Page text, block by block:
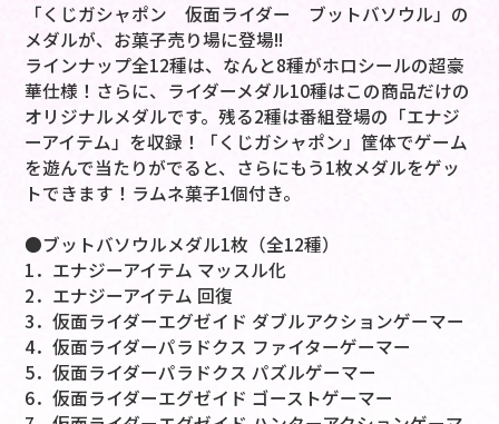
「くじガシャポン 仮面ライダー ブットバソウル」の
メダルが、お菓子売り場に登場!!
ラインナップ全12種は、なんと8種がホロシールの超豪
華仕様！さらに、ライダーメダル10種はこの商品だけの
オリジナルメダルです。残る2種は番組登場の「エナジ
ーアイテム」を収録！「くじガシャポン」筐体でゲーム
を遊んで当たりがでると、さらにもう1枚メダルをゲッ
トできます！ラムネ菓子1個付き。
●ブットバソウルメダル1枚（全12種）
1．エナジーアイテム マッスル化
2．エナジーアイテム 回復
3．仮面ライダーエグゼイド ダブルアクションゲーマー
4．仮面ライダーパラドクス ファイターゲーマー
5．仮面ライダーパラドクス パズルゲーマー
6．仮面ライダーエグゼイド ゴーストゲーマー